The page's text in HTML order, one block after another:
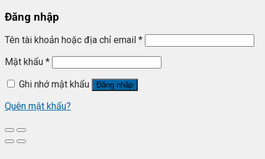
Đăng nhập
Tên tài khoản hoặc địa chỉ email *
Mật khẩu *
Ghi nhớ mật khẩu
Đăng nhập
Quên mật khẩu?